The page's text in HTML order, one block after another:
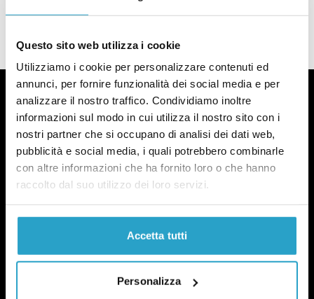
Questo sito web utilizza i cookie
Utilizziamo i cookie per personalizzare contenuti ed
annunci, per fornire funzionalità dei social media e per
analizzare il nostro traffico. Condividiamo inoltre
informazioni sul modo in cui utilizza il nostro sito con i
nostri partner che si occupano di analisi dei dati web,
pubblicità e social media, i quali potrebbero combinarle
con altre informazioni che ha fornito loro o che hanno
raccolto dal suo utilizzo dei loro servizi.
Accetta tutti
Personalizza
diREDAZIONE
Fact-checking e informazione
politica dal 2012.